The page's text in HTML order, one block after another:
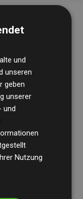
BDOüberprüft
Methodik, um
Investitionen in
200 % der
für die
und
unseren
geben
unserer
und
Nutzung